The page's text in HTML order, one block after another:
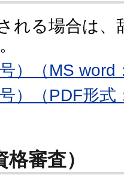
れる場合は、
）（MS word
）（PDF形式
審査）